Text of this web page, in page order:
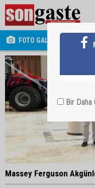
FOTO GALERİ
Massey Ferguson
Bir Daha